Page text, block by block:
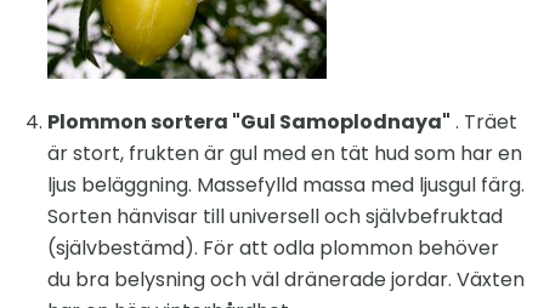
Plommon sortera "Gul Samoplodnaya" . Träet
är stort, frukten är gul med en tät hud som har en
ljus beläggning. Massefylld massa med ljusgul färg.
Sorten hänvisar till universell och självbefruktad
(självbestämd). För att odla plommon behöver
du bra belysning och väl dränerade jordar. Växten